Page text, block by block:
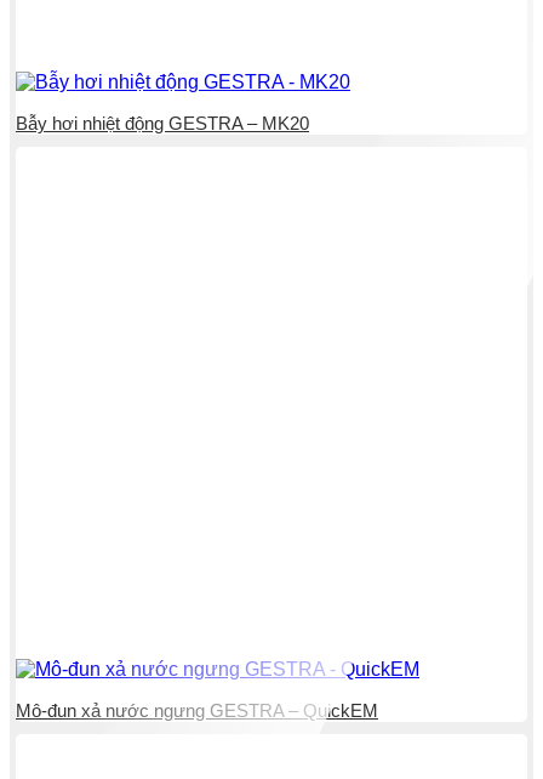
Bẫy hơi nhiệt động GESTRA – MK20
Mô-đun xả nước ngưng GESTRA – QuickEM